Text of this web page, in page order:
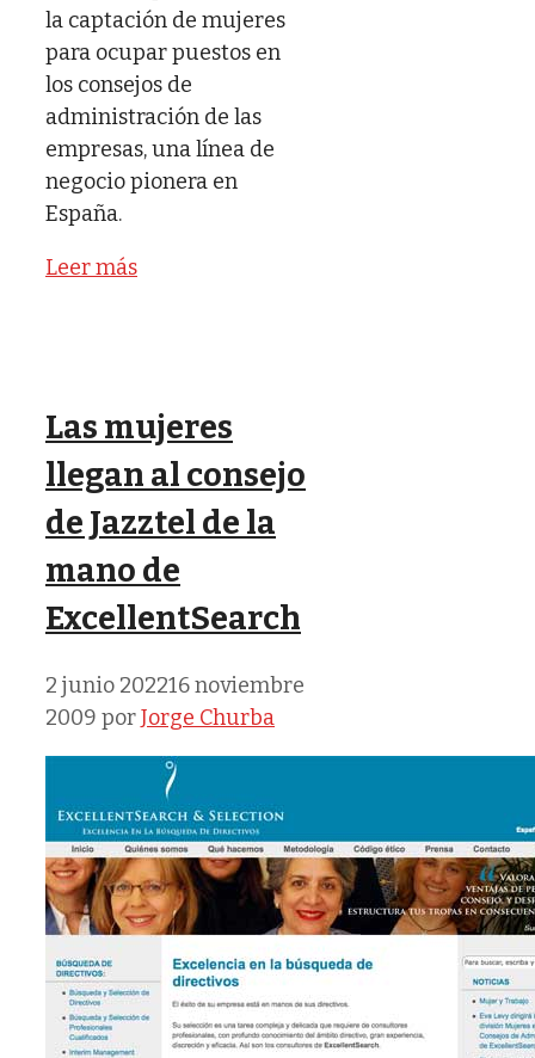
la captación de mujeres
para ocupar puestos en
los consejos de
administración de las
empresas, una línea de
negocio pionera en
España.
Leer más
Las mujeres
llegan al consejo
de Jazztel de la
mano de
ExcellentSearch
2 junio 202216 noviembre
2009 porJorge Churba